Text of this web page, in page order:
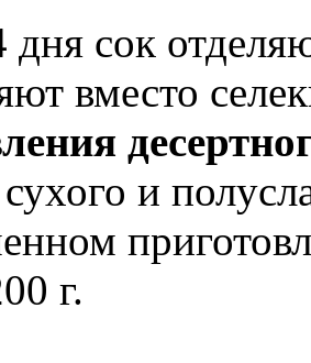
дня сок
вместо
сухого и
г.